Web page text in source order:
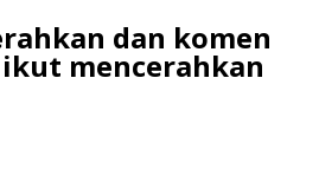
dan komen
mencerahkan